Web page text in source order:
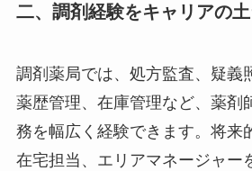
二、調剤経験をキャリアの
調剤薬局では、処方監査、疑義
薬歴管理、在庫管理など、薬剤
務を幅広く経験できます。将来
在宅担当、エリアマネージャー